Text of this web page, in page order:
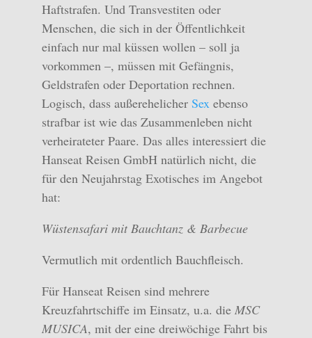
Haftstrafen. Und Transvestiten oder
Menschen, die sich in der Öffentlichkeit
einfach nur mal küssen wollen – soll ja
vorkommen –, müssen mit Gefängnis,
Geldstrafen oder Deportation rechnen.
Logisch, dass außerehelicher Sex ebenso
strafbar ist wie das Zusammenleben nicht
verheirateter Paare. Das alles interessiert die
Hanseat Reisen GmbH natürlich nicht, die
für den Neujahrstag Exotisches im Angebot
hat:
Wüstensafari mit Bauchtanz & Barbecue
Vermutlich mit ordentlich Bauchfleisch.
Für Hanseat Reisen sind mehrere
Kreuzfahrtschiffe im Einsatz, u.a. die MSC
MUSICA, mit der eine dreiwöchige Fahrt bis